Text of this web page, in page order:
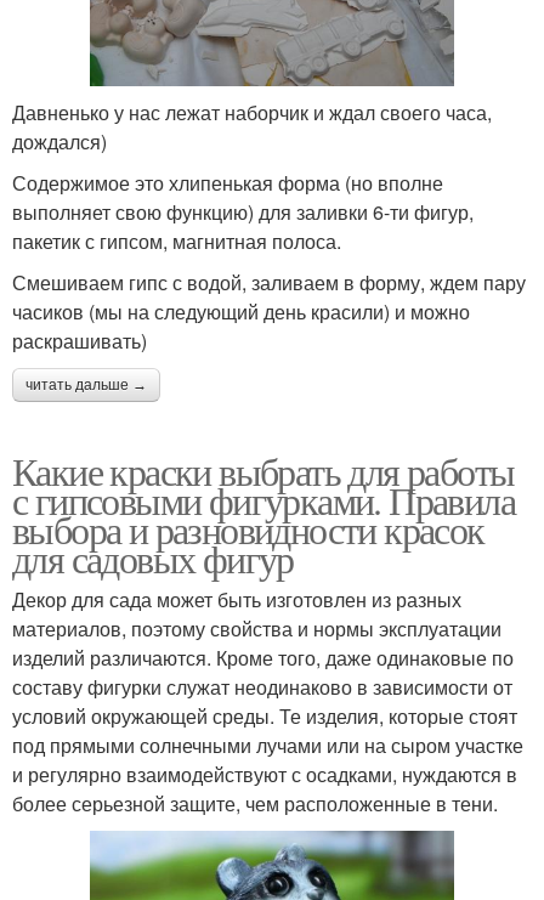
Давненько у нас лежат наборчик и ждал своего часа,
дождался)
Содержимое это хлипенькая форма (но вполне
выполняет свою функцию) для заливки 6-ти фигур,
пакетик с гипсом, магнитная полоса.
Смешиваем гипс с водой, заливаем в форму, ждем пару
часиков (мы на следующий день красили) и можно
раскрашивать)
читать дальше →
Какие краски выбрать для работы
с гипсовыми фигурками. Правила
выбора и разновидности красок
для садовых фигур
Декор для сада может быть изготовлен из разных
материалов, поэтому свойства и нормы эксплуатации
изделий различаются. Кроме того, даже одинаковые по
составу фигурки служат неодинаково в зависимости от
условий окружающей среды. Те изделия, которые стоят
под прямыми солнечными лучами или на сыром участке
и регулярно взаимодействуют с осадками, нуждаются в
более серьезной защите, чем расположенные в тени.